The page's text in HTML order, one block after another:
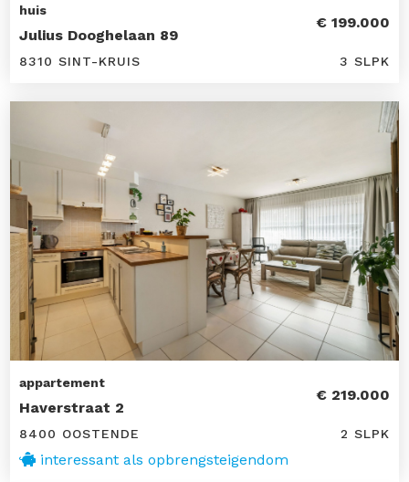
huis
Julius Dooghelaan 89
€ 199.000
8310 SINT-KRUIS 3 SLPK
appartement
Haverstraat 2
€ 219.000
8400 OOSTENDE 2 SLPK
interessant als opbrengsteigendom